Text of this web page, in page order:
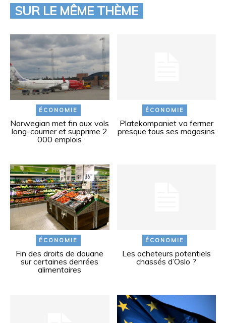
SUR LE MÊME THÈME
ÉCONOMIE
Norwegian met fin aux vols
long-courrier et supprime 2
000 emplois
ÉCONOMIE
Platekompaniet va fermer
presque tous ses magasins
ÉCONOMIE
Fin des droits de douane
sur certaines denrées
alimentaires
ÉCONOMIE
Les acheteurs potentiels
chassés d’Oslo ?